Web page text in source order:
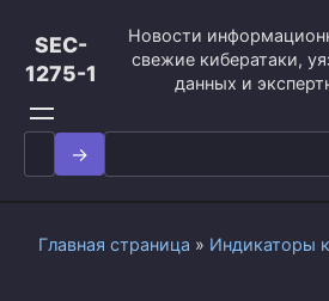
контенту
SEC-
1275-1
Новости
свежие кибератаки,
данных и
Search
for:
Главная страница » Индикаторы